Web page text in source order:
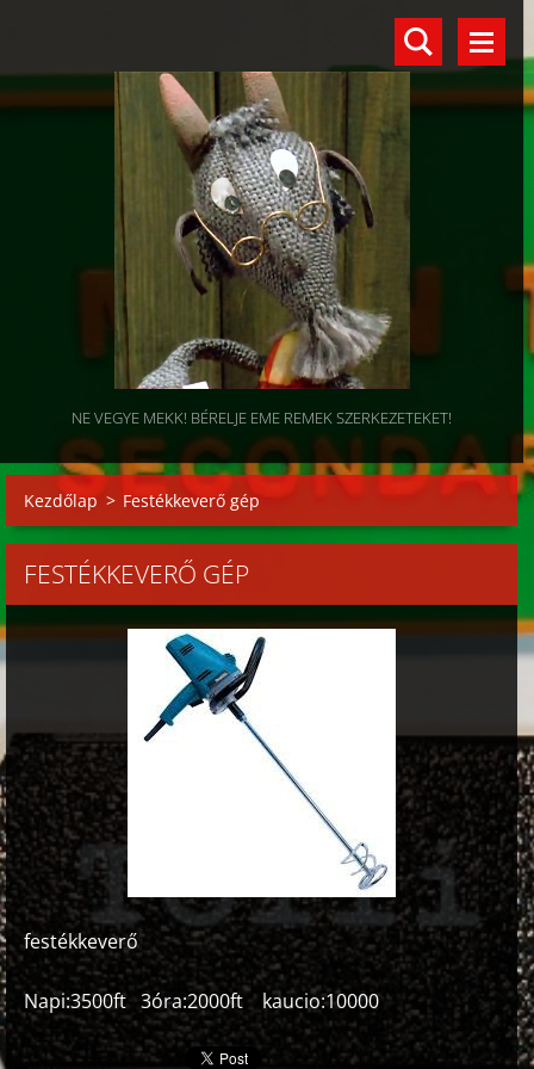
NE VEGYE MEKK! BÉRELJE EME REMEK SZERKEZETEKET!
Kezdőlap > Festékkeverő gép
FESTÉKKEVERŐ GÉP
festékkeverő
Napi:3500ft 3óra:2000ft kaucio:10000